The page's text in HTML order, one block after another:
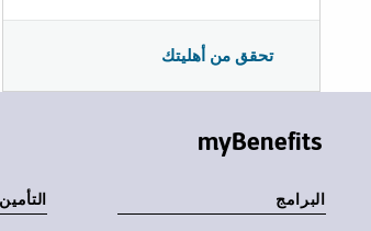
تحقق من أهليتك
myBenefits
البرامج